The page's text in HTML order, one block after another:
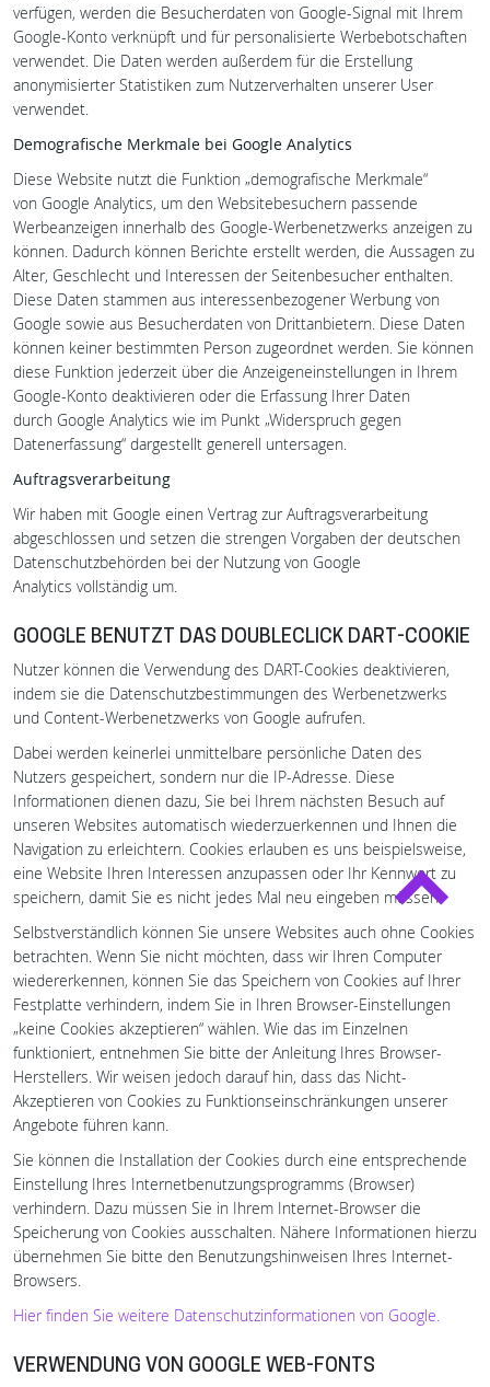
verfügen, werden die Besucherdaten von Google-Signal mit Ihrem
Google-Konto verknüpft und für personalisierte Werbebotschaften
verwendet. Die Daten werden außerdem für die Erstellung
anonymisierter Statistiken zum Nutzerverhalten unserer User
verwendet.
Demografische Merkmale bei Google Analytics
Diese Website nutzt die Funktion „demografische Merkmale“
von Google Analytics, um den Websitebesuchern passende
Werbeanzeigen innerhalb des Google-Werbenetzwerks anzeigen zu
können. Dadurch können Berichte erstellt werden, die Aussagen zu
Alter, Geschlecht und Interessen der Seitenbesucher enthalten.
Diese Daten stammen aus interessenbezogener Werbung von
Google sowie aus Besucherdaten von Drittanbietern. Diese Daten
können keiner bestimmten Person zugeordnet werden. Sie können
diese Funktion jederzeit über die Anzeigeneinstellungen in Ihrem
Google-Konto deaktivieren oder die Erfassung Ihrer Daten
durch Google Analytics wie im Punkt „Widerspruch gegen
Datenerfassung“ dargestellt generell untersagen.
Auftragsverarbeitung
Wir haben mit Google einen Vertrag zur Auftragsverarbeitung
abgeschlossen und setzen die strengen Vorgaben der deutschen
Datenschutzbehörden bei der Nutzung von Google
Analytics vollständig um.
GOOGLE BENUTZT DAS DOUBLECLICK DART-COOKIE
Nutzer können die Verwendung des DART-Cookies deaktivieren,
indem sie die Datenschutzbestimmungen des Werbenetzwerks
und Content-Werbenetzwerks von Google aufrufen.
Dabei werden keinerlei unmittelbare persönliche Daten des
Nutzers gespeichert, sondern nur die IP-Adresse. Diese
Informationen dienen dazu, Sie bei Ihrem nächsten Besuch auf
unseren Websites automatisch wiederzuerkennen und Ihnen die
Navigation zu erleichtern. Cookies erlauben es uns beispielsweise,
eine Website Ihren Interessen anzupassen oder Ihr Kennwort zu
speichern, damit Sie es nicht jedes Mal neu eingeben müssen.
Selbstverständlich können Sie unsere Websites auch ohne Cookies
betrachten. Wenn Sie nicht möchten, dass wir Ihren Computer
wiedererkennen, können Sie das Speichern von Cookies auf Ihrer
Festplatte verhindern, indem Sie in Ihren Browser-Einstellungen
„keine Cookies akzeptieren“ wählen. Wie das im Einzelnen
funktioniert, entnehmen Sie bitte der Anleitung Ihres Browser-
Herstellers. Wir weisen jedoch darauf hin, dass das Nicht-
Akzeptieren von Cookies zu Funktionseinschränkungen unserer
Angebote führen kann.
Sie können die Installation der Cookies durch eine entsprechende
Einstellung Ihres Internetbenutzungsprogramms (Browser)
verhindern. Dazu müssen Sie in Ihrem Internet-Browser die
Speicherung von Cookies ausschalten. Nähere Informationen hierzu
übernehmen Sie bitte den Benutzungshinweisen Ihres Internet-
Browsers.
Hier finden Sie weitere Datenschutzinformationen von Google.
VERWENDUNG VON GOOGLE WEB-FONTS